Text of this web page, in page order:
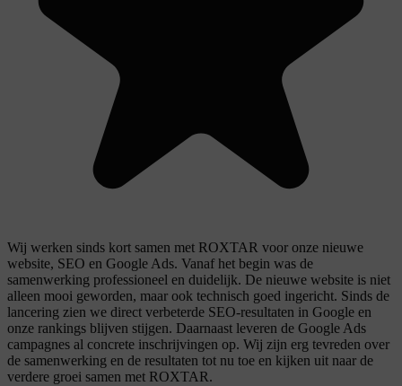
Wij werken sinds kort samen met ROXTAR voor onze nieuwe
website, SEO en Google Ads. Vanaf het begin was de
samenwerking professioneel en duidelijk. De nieuwe website is niet
alleen mooi geworden, maar ook technisch goed ingericht. Sinds de
lancering zien we direct verbeterde SEO-resultaten in Google en
onze rankings blijven stijgen. Daarnaast leveren de Google Ads
campagnes al concrete inschrijvingen op. Wij zijn erg tevreden over
de samenwerking en de resultaten tot nu toe en kijken uit naar de
verdere groei samen met ROXTAR.